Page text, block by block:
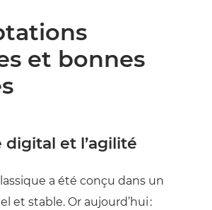
et bonnes
et l’agilité
a été conçu dans un
et stable. Or aujourd’hui :